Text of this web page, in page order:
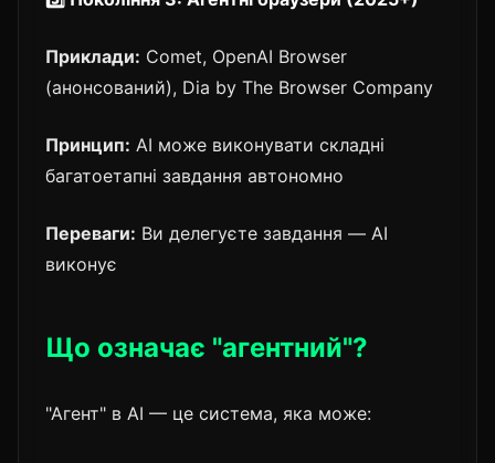
Приклади: Comet, OpenAI Browser
(анонсований), Dia by The Browser Company
Принцип: AI може виконувати складні
багатоетапні завдання автономно
Переваги: Ви делегуєте завдання — AI
виконує
Що означає "агентний"?
"Агент" в AI — це система, яка може: